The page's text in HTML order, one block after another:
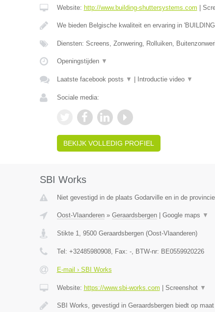
Website: http://www.building-shuttersystems.com
We bieden Belgische kwaliteit en ervaring in
Diensten: Screens, Zonwering, Rolluiken,
Openingstijden ▼
Laatste facebook posts ▼ Introductie video ▼
Sociale media:
BEKIJK VOLLEDIG PROFIEL
SBI Works
Niet gevestigd in de plaats Godarville en in de
Oost-Vlaanderen» Geraardsbergen| Google maps ▼
Stikte 1, 9500 Geraardsbergen(Oost-Vlaanderen)
Tel: +32485980908, Fax: -, BTW-nr: BE0559920226
E-mail › SBI Works
Website: https://www.sbi-works.com Screenshot ▼
SBI Works, gevestigd in Geraardsbergen biedt op